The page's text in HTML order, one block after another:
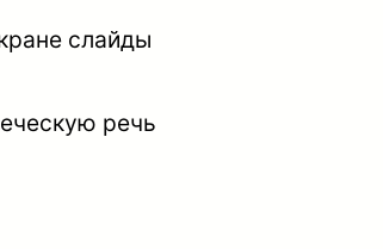
слайды
речь